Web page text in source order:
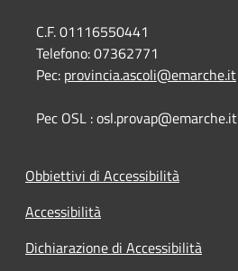
C.F. 01116550441
Telefono:07362771
Pec: provincia.ascoli@emarche.it
Pec OSL : osl.provap@emarche.it
Obbiettivi di Accessibilità
Accessibilità
Dichiarazione di Accessibilità